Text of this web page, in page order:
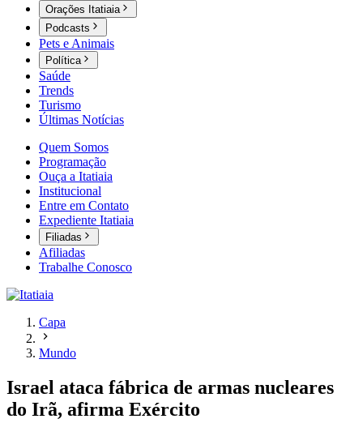
Orações Itatiaia
Podcasts
Pets e Animais
Política
Saúde
Trends
Turismo
Últimas Notícias
Quem Somos
Programação
Ouça a Itatiaia
Institucional
Entre em Contato
Expediente Itatiaia
Filiadas
Afiliadas
Trabalhe Conosco
Capa
Mundo
Israel ataca fábrica de armas nucleares
do Irã, afirma Exército